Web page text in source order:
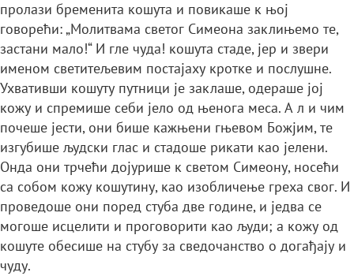
пролази бременита кошута и повикаше к њој
говорећи: „Молитвама светог Симеона заклињемо те,
застани мало!“ И гле чуда! кошута стаде, јер и звери
именом светитељевим постајаху кротке и послушне.
Ухвативши кошуту путници је заклаше, одераше јој
кожу и спремише себи јело од њенога меса. А л и чим
почеше јести, они бише кажњени гњевом Божјим, те
изгубише људски глас и стадоше рикати као јелени.
Онда они трчећи дојурише к светом Симеону, носећи
са собом кожу кошутину, као изобличење греха свог. И
проведоше они поред стуба две године, и једва се
могоше исцелити и проговорити као људи; а кожу од
кошуте обесише на стубу за сведочанство о догађају и
чуду.